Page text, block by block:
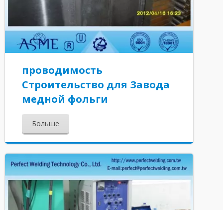
проводимость
Строительство для Завода
медной фольги
Больше